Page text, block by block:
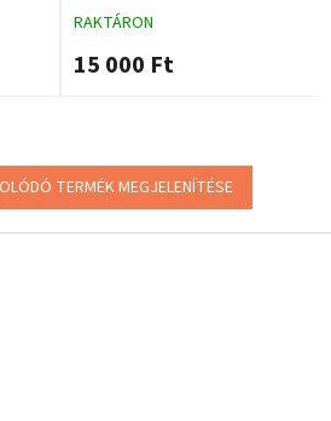
RAKTÁRON
15 000 Ft
TERMÉK MEGJELENÍTÉSE